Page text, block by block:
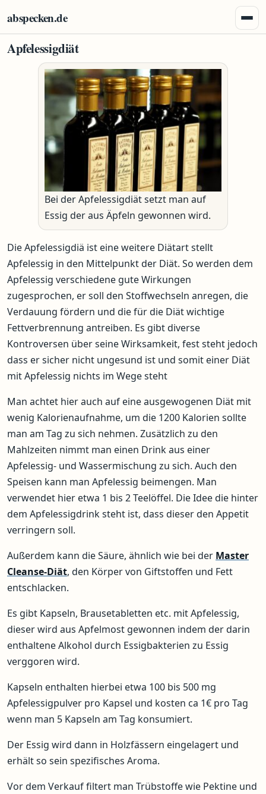
abspecken.de
Apfelessigdiät
Bei der Apfelessigdiät setzt man auf
Essig der aus Äpfeln gewonnen wird.
Die Apfelessigdiä ist eine weitere Diätart stellt
Apfelessig in den Mittelpunkt der Diät. So werden dem
Apfelessig verschiedene gute Wirkungen
zugesprochen, er soll den Stoffwechseln anregen, die
Verdauung fördern und die für die Diät wichtige
Fettverbrennung antreiben. Es gibt diverse
Kontroversen über seine Wirksamkeit, fest steht jedoch
dass er sicher nicht ungesund ist und somit einer Diät
mit Apfelessig nichts im Wege steht
Man achtet hier auch auf eine ausgewogenen Diät mit
wenig Kalorienaufnahme, um die 1200 Kalorien sollte
man am Tag zu sich nehmen. Zusätzlich zu den
Mahlzeiten nimmt man einen Drink aus einer
Apfelessig- und Wassermischung zu sich. Auch den
Speisen kann man Apfelessig beimengen. Man
verwendet hier etwa 1 bis 2 Teelöffel. Die Idee die hinter
dem Apfelessigdrink steht ist, dass dieser den Appetit
verringern soll.
Außerdem kann die Säure, ähnlich wie bei der Master
Cleanse-Diät, den Körper von Giftstoffen und Fett
entschlacken.
Es gibt Kapseln, Brausetabletten etc. mit Apfelessig,
dieser wird aus Apfelmost gewonnen indem der darin
enthaltene Alkohol durch Essigbakterien zu Essig
verggoren wird.
Kapseln enthalten hierbei etwa 100 bis 500 mg
Apfelessigpulver pro Kapsel und kosten ca 1€ pro Tag
wenn man 5 Kapseln am Tag konsumiert.
Der Essig wird dann in Holzfässern eingelagert und
erhält so sein spezifisches Aroma.
Vor dem Verkauf filtert man Trübstoffe wie Pektine und